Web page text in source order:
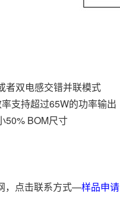
者双电感交错并联模式
支持超过65W的功率输出
50% BOM尺寸
，点击联系方式—样品申请